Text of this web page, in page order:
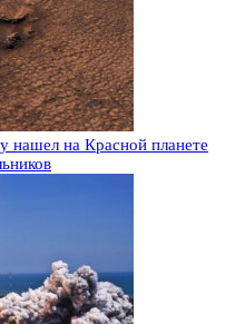
нашел на Красной планете